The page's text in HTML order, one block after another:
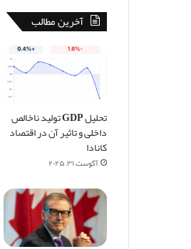
آخرین مطالب
تحلیل GDP تولید ناخالص
داخلی و تاثیر آن در اقتصاد
کانادا
آگوست ۳۱, ۲۰۲۵